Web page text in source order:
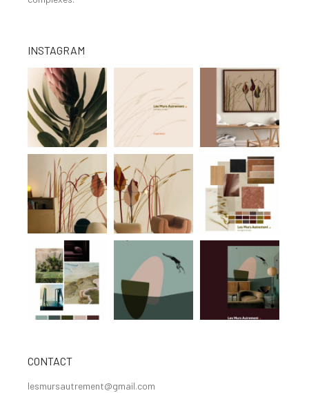
INSTAGRAM
CONTACT
lesmursautrement@gmail.com